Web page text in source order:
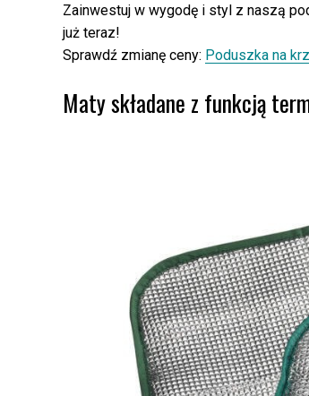
Zainwestuj w wygodę i styl z naszą
już teraz!
Sprawdź zmianę ceny: Poduszka na
Maty składane z funkcją